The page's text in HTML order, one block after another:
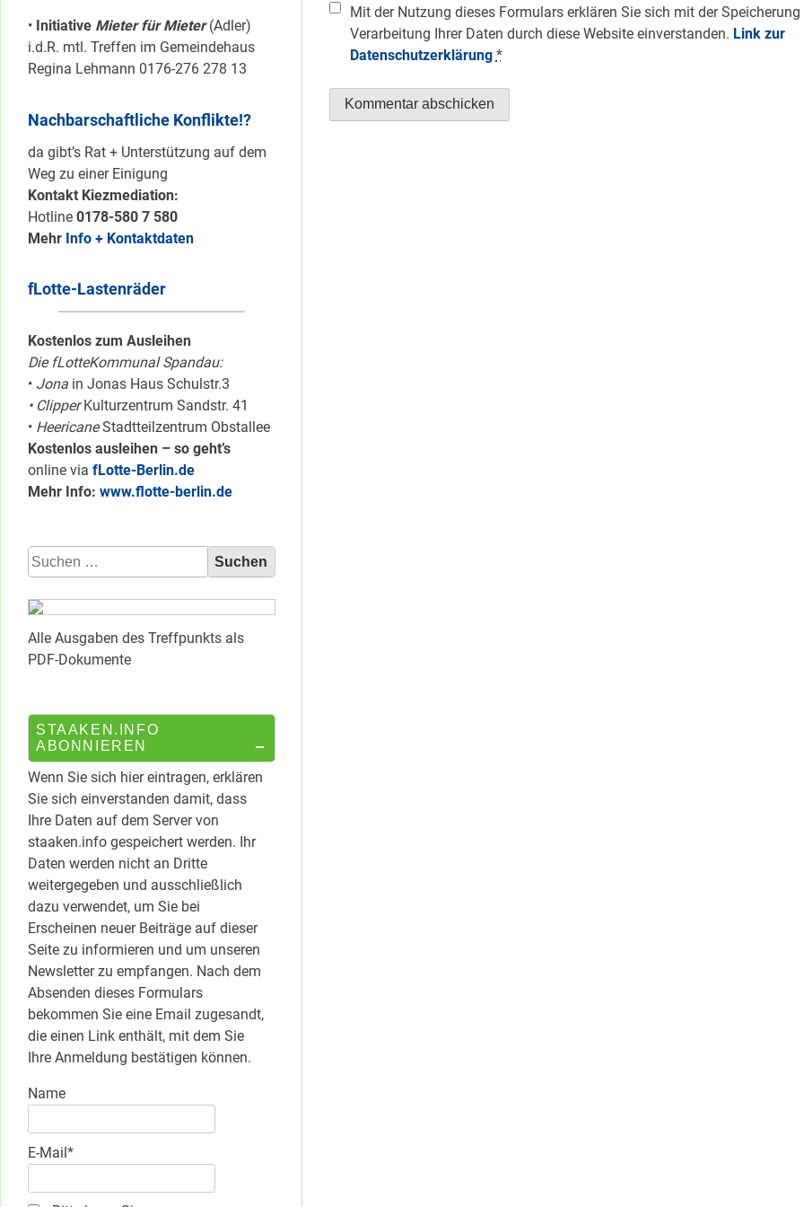
Mit der Nutzung dieses Formulars erklären Sie sich mit der Speicherung
Verarbeitung Ihrer Daten durch diese Website einverstanden. Link zur
Datenschutzerklärung *
• Initiative Mieter für Mieter(Adler)
i.d.R. mtl. Treffen im Gemeindehaus
Regina Lehmann 0176-276 278 13
Nachbarschaftliche Konflikte!?
da gibt’s Rat + Unterstützung auf dem
Weg zu einer Einigung
Kontakt Kiezmediation:
Hotline 0178-580 7 580
Mehr Info + Kontaktdaten
fLotte-Lastenräder
Kostenlos zum Ausleihen
Die fLotteKommunal Spandau:
• Jona in Jonas Haus Schulstr.3
• ClipperKulturzentrum Sandstr. 41
• HeericaneStadtteilzentrum Obstallee
Kostenlos ausleihen – so geht’s
online via fLotte-Berlin.de
Mehr Info: www.flotte-berlin.de
Suchen
nach:
Alle Ausgaben des Treffpunkts als
PDF-Dokumente
STAAKEN.INFO
ABONNIEREN
Wenn Sie sich hier eintragen, erklären
Sie sich einverstanden damit, dass
Ihre Daten auf dem Server von
staaken.info gespeichert werden. Ihr
Daten werden nicht an Dritte
weitergegeben und ausschließlich
dazu verwendet, um Sie bei
Erscheinen neuer Beiträge auf dieser
Seite zu informieren und um unseren
Newsletter zu empfangen. Nach dem
Absenden dieses Formulars
bekommen Sie eine Email zugesandt,
die einen Link enthält, mit dem Sie
Ihre Anmeldung bestätigen können.
Name
E-Mail*